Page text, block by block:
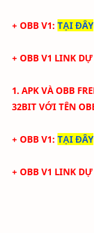
+ OBB V1: TẠI ĐÂY
+ OBB V1 LINK
1. APK VÀOBB
32BIT VỚI TÊN
+ OBB V1: TẠI ĐÂY
+ OBB V1 LINK